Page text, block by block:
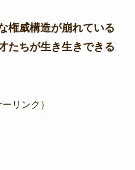
権威構造が崩れている
たちが生き生きできる
リンク）